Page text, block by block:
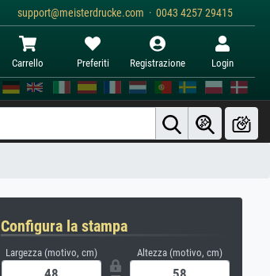
support@meisterdrucke.com · 0043 4257 29415
Carrello Preferiti Registrazione Login
Configura la stampa
Largezza (motivo, cm) Altezza (motivo, cm)